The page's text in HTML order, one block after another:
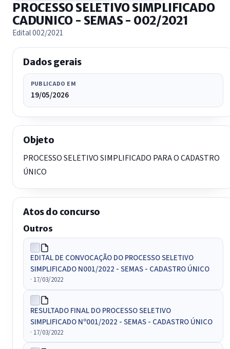
PROCESSO SELETIVO SIMPLIFICADO
CADUNICO - SEMAS - 002/2021
Edital 002/2021
Dados gerais
PUBLICADO EM
19/05/2026
Objeto
PROCESSO SELETIVO SIMPLIFICADO PARA O CADASTRO
ÚNICO
Atos do concurso
Outros
EDITAL DE CONVOCAÇÃO DO PROCESSO SELETIVO
SIMPLIFICADO N001/2022 - SEMAS - CADASTRO ÚNICO
· 17/03/2022
RESULTADO FINAL DO PROCESSO SELETIVO
SIMPLIFICADO Nº001/2022 - SEMAS - CADASTRO ÚNICO
· 17/03/2022